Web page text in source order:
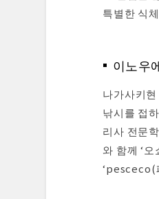
특별한 식
이노우
나가사키
낚시를 접
리사 전문
와 함께 ‘
‘pesceco(